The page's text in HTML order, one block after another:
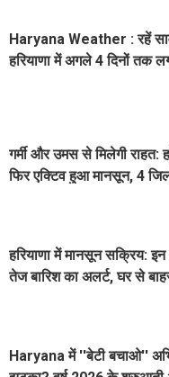
Haryana Weather : रहें
हरियाणा में अगले 4 दिनों तक
गर्मी और उमस से मिलेगी राहत:
फिर एक्टिव हुआ मानसून, 4
हरियाणा में मानसून सक्रिय:
तेज बारिश का अलर्ट, घर से
Haryana में ''बेटी बचाओ''